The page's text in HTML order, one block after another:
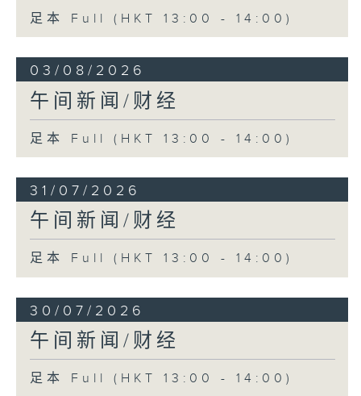
足本 Full (HKT 13:00 - 14:00)
03/08/2026
午间新闻/财经
足本 Full (HKT 13:00 - 14:00)
31/07/2026
午间新闻/财经
足本 Full (HKT 13:00 - 14:00)
30/07/2026
午间新闻/财经
足本 Full (HKT 13:00 - 14:00)